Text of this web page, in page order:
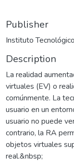
Publisher
Instituto
Description
La realidad
virtuales (EV) o
comúnmente. La
usuario en un
usuario no puede
contrario, la RA
objetos virtuales
real.&nbsp;